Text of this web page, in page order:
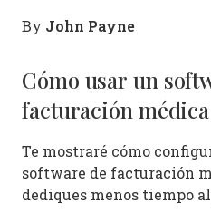
By John Payne
Cómo usar un
facturación médica
Te mostraré cómo
software de facturación
dediques menos tiempo